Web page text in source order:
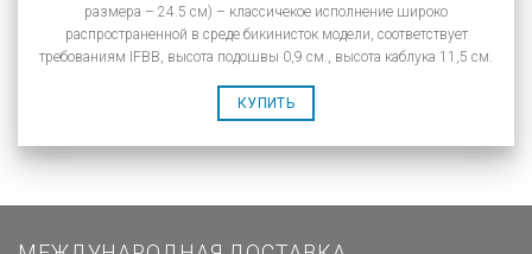
размера – 24.5 см) – классичекое исполнение широко
распространенной в среде бикинисток модели, соответствует
требованиям IFBB, высота подошвы 0,9 см., высота каблука 11,5 см.
КУПИТЬ